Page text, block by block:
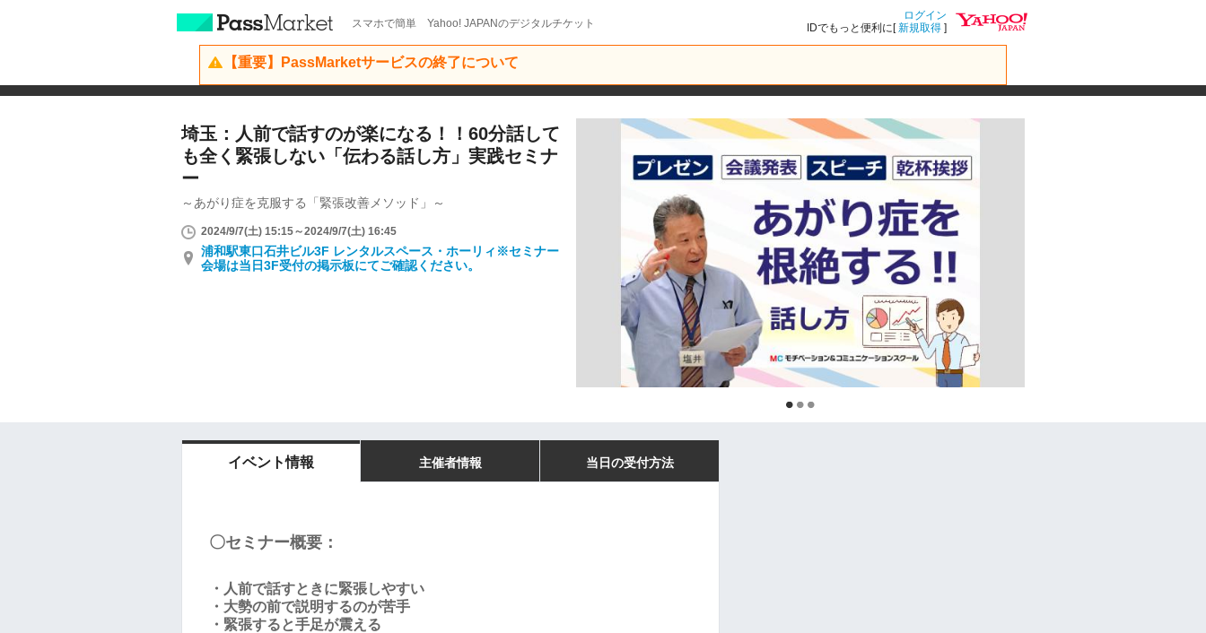
スマホで簡単 Yahoo! JAPANのデジタルチケット
ログイン
IDでもっと便利に[新規取得 ]
【重要】PassMarketサービスの終了について
埼玉：人前で話すのが楽になる！！60分話して
も全く緊張しない「伝わる話し方」実践セミナ
ー
～あがり症を克服する「緊張改善メソッド」～
2024/9/7(土) 15:15～2024/9/7(土) 16:45
浦和駅東口石井ビル3F レンタルスペース・ホーリィ※セミナー
会場は当日3F受付の掲示板にてご確認ください。
イベント情報 主催者情報 当日の受付方法
〇セミナー概要：
・人前で話すときに緊張しやすい
・大勢の前で説明するのが苦手
・緊張すると手足が震える